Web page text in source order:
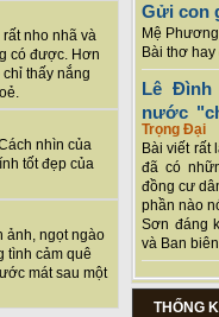
nho nhã và
có được. Hơn
thấy nắng
nhìn của
tốt đẹp của
ảnh, ngọt ngào
tình cảm quê
mát sau một
Gửi con
Mệ
Bài thơ
Lê
nước
Trọng Đại
Bài viết rất
đã có
đồng cư
phần nào
Sơn đáng
và Ban
THỐNG